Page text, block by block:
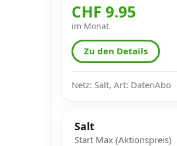
CHF 9.95
im Monat
Zu den Details
Netz: Salt, Art: DatenAbo
Salt
Start Max (Aktionspreis)